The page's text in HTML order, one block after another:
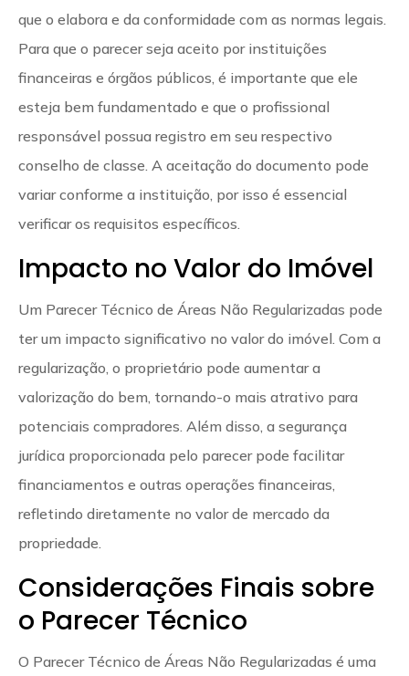
que o elabora e da conformidade com as normas legais.
Para que o parecer seja aceito por instituições
financeiras e órgãos públicos, é importante que ele
esteja bem fundamentado e que o profissional
responsável possua registro em seu respectivo
conselho de classe. A aceitação do documento pode
variar conforme a instituição, por isso é essencial
verificar os requisitos específicos.
Impacto no Valor do Imóvel
Um Parecer Técnico de Áreas Não Regularizadas pode
ter um impacto significativo no valor do imóvel. Com a
regularização, o proprietário pode aumentar a
valorização do bem, tornando-o mais atrativo para
potenciais compradores. Além disso, a segurança
jurídica proporcionada pelo parecer pode facilitar
financiamentos e outras operações financeiras,
refletindo diretamente no valor de mercado da
propriedade.
Considerações Finais sobre
o Parecer Técnico
O Parecer Técnico de Áreas Não Regularizadas é uma